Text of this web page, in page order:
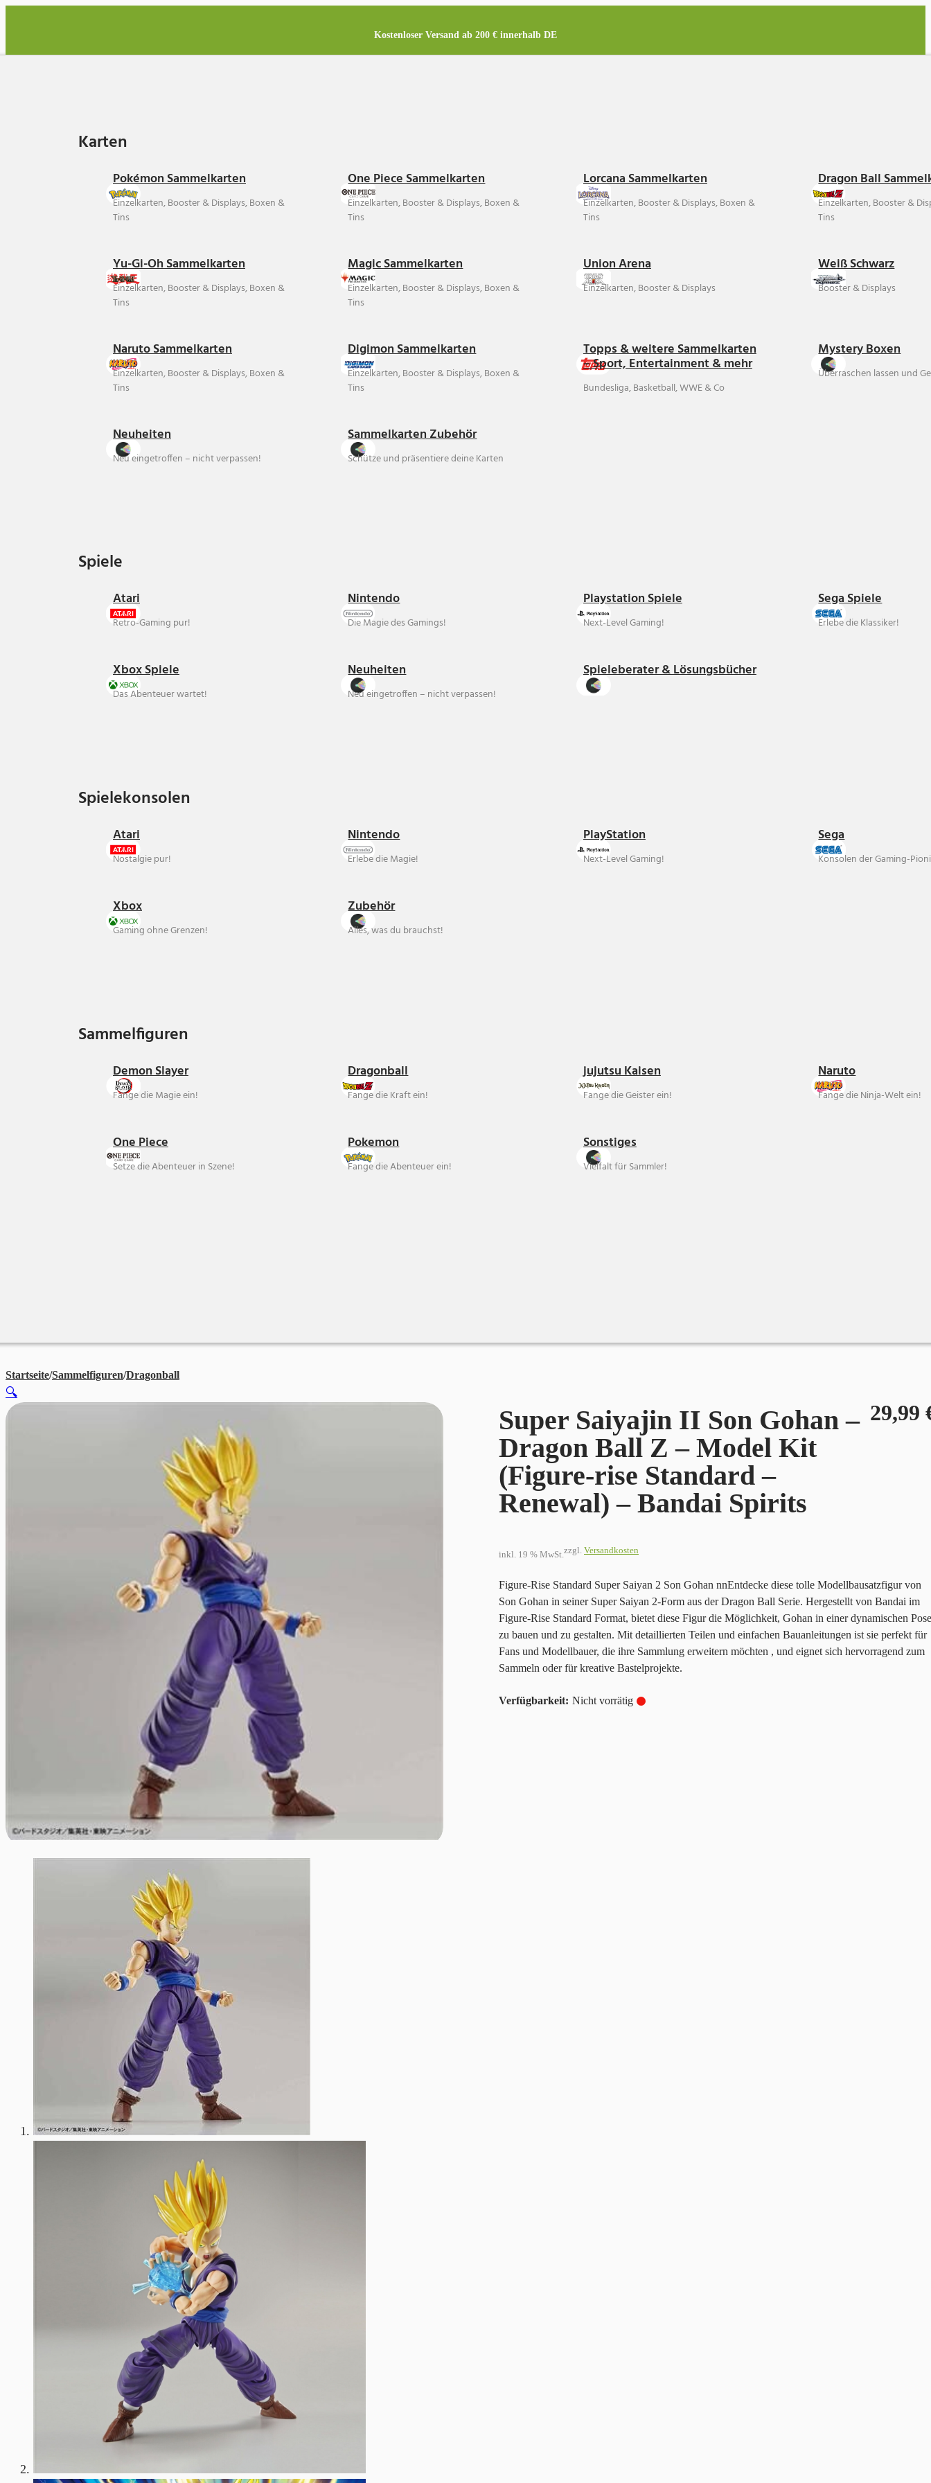
Kostenloser Versand ab 200 € innerhalb DE
Karten
Pokémon Sammelkarten
Einzelkarten, Booster & Displays, Boxen &
Tins
One Piece Sammelkarten
Einzelkarten, Booster & Displays, Boxen &
Tins
Lorcana Sammelkarten
Einzelkarten, Booster & Displays, Boxen &
Tins
Dragon Ball
Einzelkarten, Booster &
Tins
Yu-Gi-Oh Sammelkarten
Einzelkarten, Booster & Displays, Boxen &
Tins
Magic Sammelkarten
Einzelkarten, Booster & Displays, Boxen &
Tins
Union Arena
Einzelkarten, Booster & Displays
Weiß Schwarz
Booster & Displays
Naruto Sammelkarten
Einzelkarten, Booster & Displays, Boxen &
Tins
Digimon Sammelkarten
Einzelkarten, Booster & Displays, Boxen &
Tins
Topps & weitere Sammelkarten
– Sport, Entertainment & mehr
Bundesliga, Basketball, WWE & Co
Mystery Boxen
Überraschen lassen und
Neuheiten
Neu eingetroffen – nicht verpassen!
Sammelkarten Zubehör
Schütze und präsentiere deine Karten
Spiele
Atari
Retro-Gaming pur!
Nintendo
Die Magie des Gamings!
Playstation Spiele
Next-Level Gaming!
Sega Spiele
Erlebe die Klassiker!
Xbox Spiele
Das Abenteuer wartet!
Neuheiten
Neu eingetroffen – nicht verpassen!
Spieleberater & Lösungsbücher
Spielekonsolen
Atari
Nostalgie pur!
Nintendo
Erlebe die Magie!
PlayStation
Next-Level Gaming!
Sega
Konsolen der Gaming-
Xbox
Gaming ohne Grenzen!
Zubehör
Alles, was du brauchst!
Sammelfiguren
Demon Slayer
Fange die Magie ein!
Dragonball
Fange die Kraft ein!
jujutsu Kaisen
Fange die Geister ein!
Naruto
Fange die Ninja-Welt ein!
One Piece
Setze die Abenteuer in Szene!
Pokemon
Fange die Abenteuer ein!
Sonstiges
Vielfalt für Sammler!
Startseite/Sammelfiguren/Dragonball
Super Saiyajin II Son Gohan –
Dragon Ball Z – Model Kit
(Figure-rise Standard –
Renewal) – Bandai Spirits
29,99
inkl. 19 % MwSt.zzgl. Versandkosten
Figure-Rise Standard Super Saiyan 2 Son Gohan nnEntdecke diese tolle Modellbausatzfigur von
Son Gohan in seiner Super Saiyan 2-Form aus der Dragon Ball Serie. Hergestellt von Bandai im
Figure-Rise Standard Format, bietet diese Figur die Möglichkeit, Gohan in einer dynamischen Pose
zu bauen und zu gestalten. Mit detaillierten Teilen und einfachen Bauanleitungen ist sie perfekt für
Fans und Modellbauer, die ihre Sammlung erweitern möchten , und eignet sich hervorragend zum
Sammeln oder für kreative Bastelprojekte.
Nicht vorrätig
🔍